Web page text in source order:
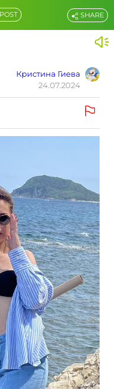
POST
Кристина Гиева
24.07.2024
SHARE